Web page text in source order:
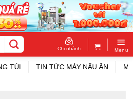
Chi nhánh Menu
TÚI TIN TỨC MÁY NẤU ĂN